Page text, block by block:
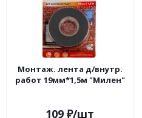
Монтаж. лента д/внутр.
работ 19мм*1,5м "Милен"
109 ₽/шт